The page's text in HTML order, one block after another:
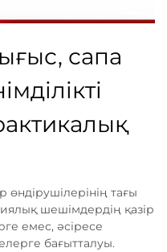
сапа
тағы
шешімдердің қазір
емес, әсіресе
бағытталуы.